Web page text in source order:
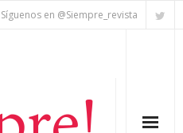
Síguenos en @Siempre_revista